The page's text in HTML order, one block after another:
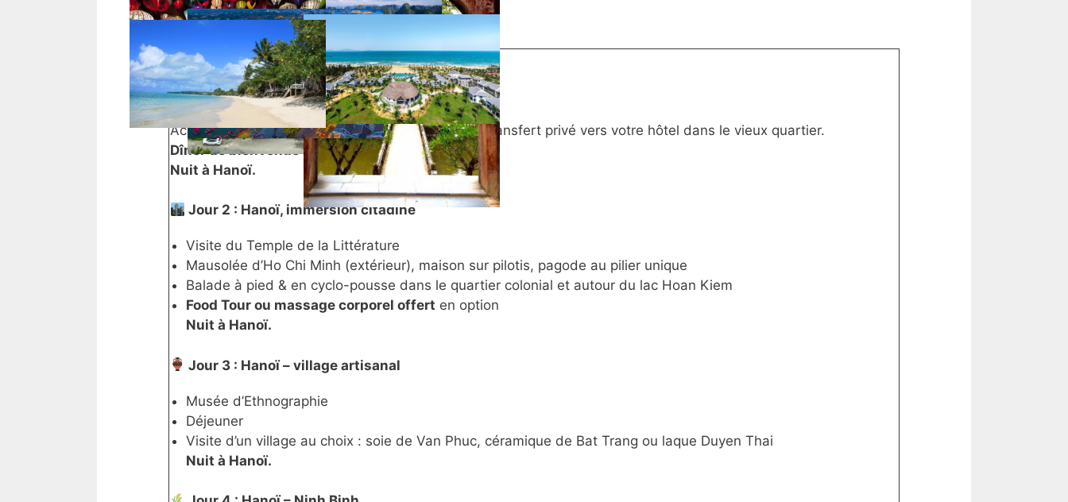
Programme détaillé :
Jour 1 : Arrivée à Hanoï
Accueil par votre guide et chauffeur à l’aéroport. Transfert privé vers votre hôtel dans le vieux quartier.
Dîner de bienvenuedans un restaurant local.
Nuit à Hanoï.
Jour 2 : Hanoï, immersion citadine
Visite du Temple de la Littérature
Mausolée d’Ho Chi Minh (extérieur), maison sur pilotis, pagode au pilier unique
Balade à pied & en cyclo-pousse dans le quartier colonial et autour du lac Hoan Kiem
Food Tour ou massage corporel offert en option
Nuit à Hanoï.
Jour 3 : Hanoï – village artisanal
Musée d’Ethnographie
Déjeuner
Visite d’un village au choix : soie de Van Phuc, céramique de Bat Trang ou laque Duyen Thai
Nuit à Hanoï.